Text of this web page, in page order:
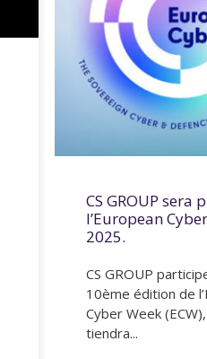
CS GROUP sera
l’European
2025.
CS GROUP
10ème édition de
Cyber Week
tiendra...